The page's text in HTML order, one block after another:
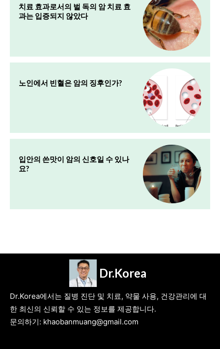
치료 효과로서의 벌 독의 암 치료 효
과는 입증되지 않았다
노인에서 빈혈은 암의 징후인가?
입안의 쓴맛이 암의 신호일 수 있나
요?
Dr.Korea
Dr.Korea에서는 질병 진단 및 치료, 약물 사용, 건강관리에 대
한 최신의 신뢰할 수 있는 정보를 제공합니다.
문의하기: khaobanmuang@gmail.com